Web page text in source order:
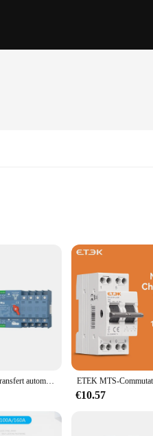
a homeowner looking to automate
multiple circuits, it ensures
seamlessly with any decor, making
to professional electricians.
room.
electrical systems efficiently. The
not just a product; it's a
Commutateur de transfert automatique pour générateur solaire, commutateur d'énergie pour touristes, monophasé ATS, 400V AC, 220V AC, 63A, 2P, 4P, 125A
€10.57